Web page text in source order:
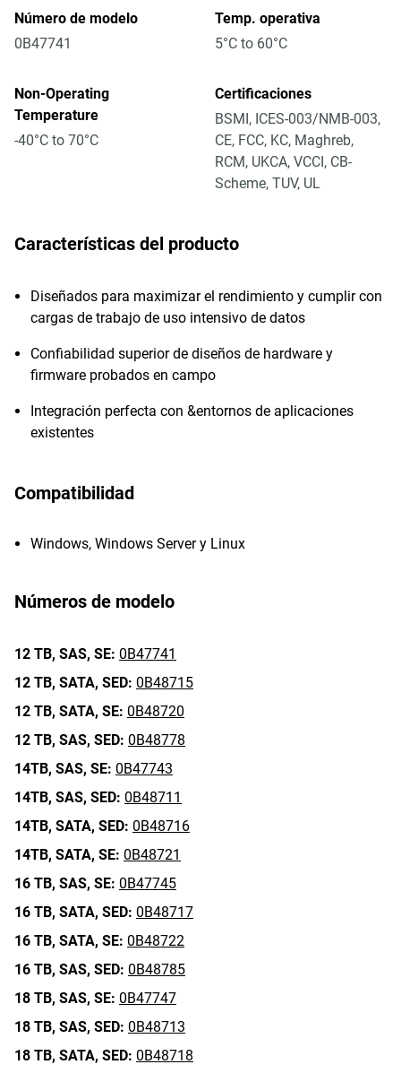
Número de modelo
0B47741
Temp. operativa
5°C to 60°C
Non-Operating
Temperature
-40°C to 70°C
Certificaciones
BSMI, ICES-003/NMB-003,
CE, FCC, KC, Maghreb,
RCM, UKCA, VCCI, CB-
Scheme, TUV, UL
Características del producto
Diseñados para maximizar el rendimiento y cumplir con
cargas de trabajo de uso intensivo de datos
Confiabilidad superior de diseños de hardware y
firmware probados en campo
Integración perfecta con &entornos de aplicaciones
existentes
Compatibilidad
Windows, Windows Server y Linux
Números de modelo
12 TB, SAS, SE: 0B47741
12 TB, SATA, SED: 0B48715
12 TB, SATA, SE: 0B48720
12 TB, SAS, SED: 0B48778
14TB, SAS, SE: 0B47743
14TB, SAS, SED: 0B48711
14TB, SATA, SED: 0B48716
14TB, SATA, SE: 0B48721
16 TB, SAS, SE: 0B47745
16 TB, SATA, SED: 0B48717
16 TB, SATA, SE: 0B48722
16 TB, SAS, SED: 0B48785
18 TB, SAS, SE: 0B47747
18 TB, SAS, SED: 0B48713
18 TB, SATA, SED: 0B48718